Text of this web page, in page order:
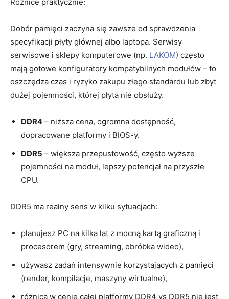
Dobór pamięci zaczyna się zawsze od sprawdzenia
specyfikacji płyty głównej albo laptopa. Serwisy
serwisowe i sklepy komputerowe (np. LAKOM) często
mają gotowe konfiguratory kompatybilnych modułów – to
oszczędza czas i ryzyko zakupu złego standardu lub zbyt
dużej pojemności, której płyta nie obsłuży.
DDR4 – niższa cena, ogromna dostępność,
dopracowane platformy i BIOS-y.
DDR5 – większa przepustowość, często wyższe
pojemności na moduł, lepszy potencjał na przyszłe
CPU.
DDR5 ma realny sens w kilku sytuacjach:
planujesz PC na kilka lat z mocną kartą graficzną i
procesorem (gry, streaming, obróbka wideo),
używasz zadań intensywnie korzystających z pamięci
(render, kompilacje, maszyny wirtualne),
różnica w cenie całej platformy DDR4 vs DDR5 nie jest